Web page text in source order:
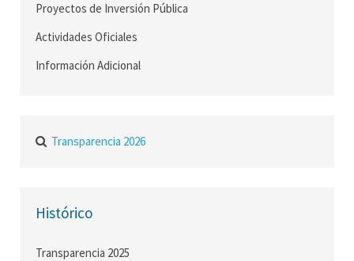
Proyectos de Inversión Pública
Actividades Oficiales
Información Adicional
Transparencia 2026
Histórico
Transparencia 2025